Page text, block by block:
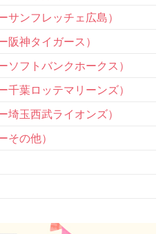
サンフレッチェ広島）
阪神タイガース）
ソフトバンクホークス）
千葉ロッテマリーンズ）
埼玉西武ライオンズ）
その他）